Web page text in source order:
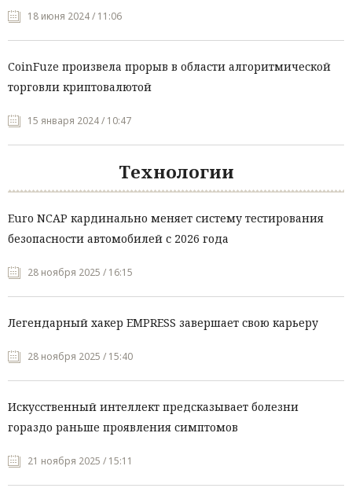
18 июня 2024 / 11:06
CoinFuze произвела прорыв в области алгоритмической
торговли криптовалютой
15 января 2024 / 10:47
Технологии
Euro NCAP кардинально меняет систему тестирования
безопасности автомобилей с 2026 года
28 ноября 2025 / 16:15
Легендарный хакер EMPRESS завершает свою карьеру
28 ноября 2025 / 15:40
Искусственный интеллект предсказывает болезни
гораздо раньше проявления симптомов
21 ноября 2025 / 15:11